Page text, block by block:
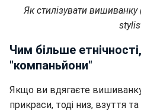
Як стилізувати
Чим більше
"компаньйони"
Якщо ви вдягаєте
прикраси, тоді низ, взуття